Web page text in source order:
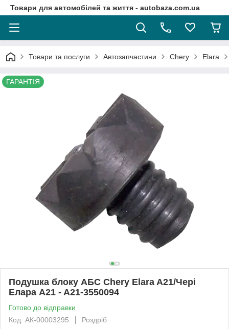
Товари для автомобілей та життя - autobaza.com.ua
Товари та послуги Автозапчастини Chery Elara
ГАРАНТІЯ
Подушка блоку АБС Chery Elara A21/Чері
Елара A21 - A21-3550094
Готово до відправки
Код: АК-00003295
Роздріб